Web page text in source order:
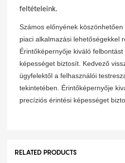
feltételeink.
Számos előnyének
piaci alkalmazási lehetőségekkel
Érintőképernyője kiváló
képességet biztosít. Kedvező
ügyfelektől a felhasználói
tekintetében. Érintőképernyője
precíziós érintési képességet
RELATED PRODUCTS